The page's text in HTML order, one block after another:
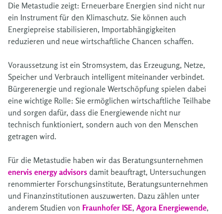
Die Metastudie zeigt: Erneuerbare Energien sind nicht nur
ein Instrument für den Klimaschutz. Sie können auch
Energiepreise stabilisieren, Importabhängigkeiten
reduzieren und neue wirtschaftliche Chancen schaffen.
Voraussetzung ist ein Stromsystem, das Erzeugung, Netze,
Speicher und Verbrauch intelligent miteinander verbindet.
Bürgerenergie und regionale Wertschöpfung spielen dabei
eine wichtige Rolle: Sie ermöglichen wirtschaftliche Teilhabe
und sorgen dafür, dass die Energiewende nicht nur
technisch funktioniert, sondern auch von den Menschen
getragen wird.
Für die Metastudie haben wir das Beratungsunternehmen
enervis energy advisors damit beauftragt, Untersuchungen
renommierter Forschungsinstitute, Beratungsunternehmen
und Finanzinstitutionen auszuwerten. Dazu zählen unter
anderem Studien von Fraunhofer ISE, Agora Energiewende,